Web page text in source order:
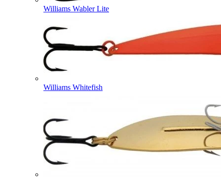
Williams Wabler Lite
Williams Whitefish